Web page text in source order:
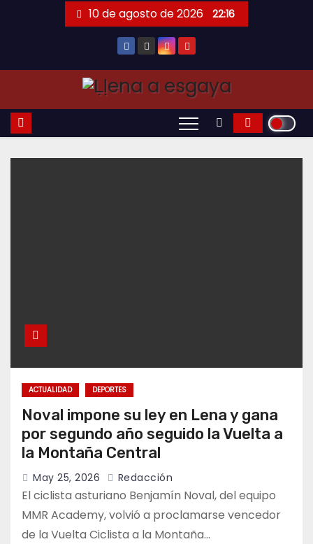
10 de agosto de 2026 22:16
ACTUALIDAD DEPORTES
Noval impone su ley en Lena y gana
por segundo año seguido la Vuelta a
la Montaña Central
May 25, 2026 Redacción
El ciclista asturiano Benjamín Noval, del equipo
MMR Academy, volvió a proclamarse vencedor
de la Vuelta Ciclista a la Montaña…